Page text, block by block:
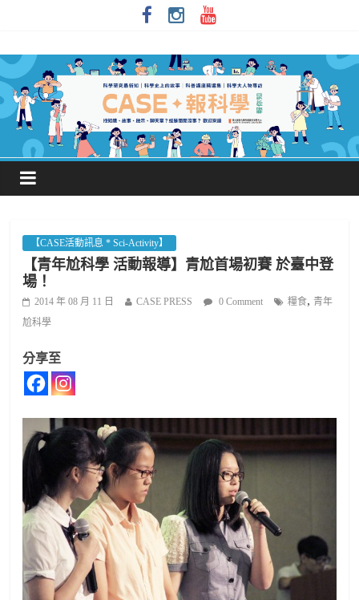
【CASE活動訊息 * Sci-Activity】
【青年尬科學 活動報導】青尬首場初賽 於臺中登
場！
2014 年 08 月 11 日 CASE PRESS 0 Comment 糧食,青年
尬科學
分享至